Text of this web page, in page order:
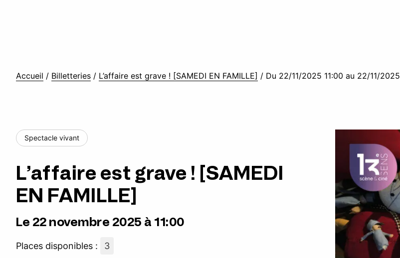
Accueil / Billetteries / L’affaire est grave ! [SAMEDI EN FAMILLE] / Du 22/11/2025 11:00 au 22/11/2025
Spectacle vivant
L’affaire est grave ! [SAMEDI
EN FAMILLE]
Le 22 novembre 2025 à 11:00
Places disponibles : 3